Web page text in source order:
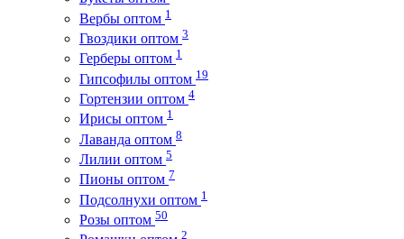
Вербы оптом 1
Гвоздики оптом 3
Герберы оптом 1
Гипсофилы оптом 19
Гортензии оптом 4
Ирисы оптом 1
Лаванда оптом 8
Лилии оптом 5
Пионы оптом 7
Подсолнухи оптом 1
Розы оптом 50
2